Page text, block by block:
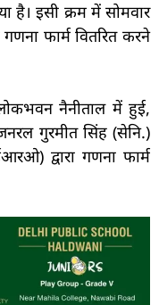
है। इसी क्रम में सोमवार
फार्म वितरित करने
नैनीताल में हुई,
गुरमीत सिंह (सेनि.)
द्वारा गणना फार्म